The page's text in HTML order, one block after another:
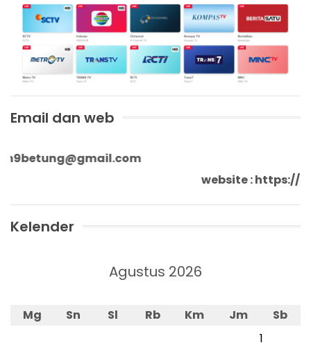
Email dan web
website :
Kelender
Agustus 2026
Mg Sn Sl Rb Km Jm
Sb
1